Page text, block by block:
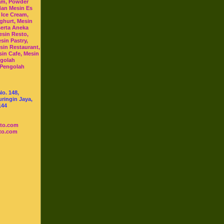
Powder
Mesin Es
Cream,
Mesin
Aneka
Resto,
Pastry,
Restaurant,
Cafe, Mesin
148,
Jaya,